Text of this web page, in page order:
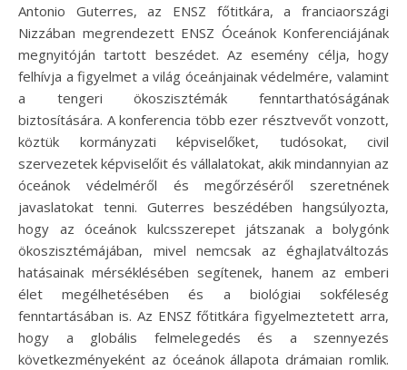
Antonio Guterres, az ENSZ főtitkára, a franciaországi
Nizzában megrendezett ENSZ Óceánok Konferenciájának
megnyitóján tartott beszédet. Az esemény célja, hogy
felhívja a figyelmet a világ óceánjainak védelmére, valamint
a tengeri ökoszisztémák fenntarthatóságának
biztosítására. A konferencia több ezer résztvevőt vonzott,
köztük kormányzati képviselőket, tudósokat, civil
szervezetek képviselőit és vállalatokat, akik mindannyian az
óceánok védelméről és megőrzéséről szeretnének
javaslatokat tenni. Guterres beszédében hangsúlyozta,
hogy az óceánok kulcsszerepet játszanak a bolygónk
ökoszisztémájában, mivel nemcsak az éghajlatváltozás
hatásainak mérséklésében segítenek, hanem az emberi
élet megélhetésében és a biológiai sokféleség
fenntartásában is. Az ENSZ főtitkára figyelmeztetett arra,
hogy a globális felmelegedés és a szennyezés
következményeként az óceánok állapota drámaian romlik.